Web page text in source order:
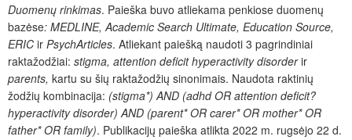
Duomenų rinkimas. Paieška buvo atliekama penkiose duomenų
bazėse: MEDLINE, Academic Search Ultimate, Education Source,
ERIC ir PsychArticles. Atliekant paiešką naudoti 3 pagrindiniai
raktažodžiai: stigma, attention deficit hyperactivity disorderir
parents, kartu su šių raktažodžių sinonimais. Naudota raktinių
žodžių kombinacija: (stigma*) AND (adhd OR attention deficit?
hyperactivity disorder) AND (parent* OR carer* OR mother* OR
father* OR family). Publikacijų paieška atlikta 2022 m. rugsėjo 22 d.